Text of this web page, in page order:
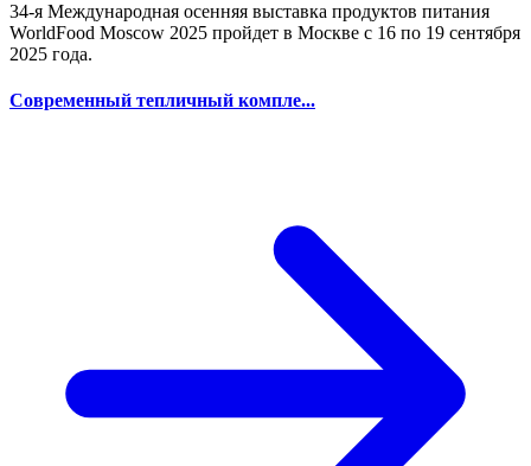
34-я Международная осенняя выставка продуктов питания
WorldFood Moscow 2025 пройдет в Москве с 16 по 19 сентября
2025 года.
Современный тепличный компле...